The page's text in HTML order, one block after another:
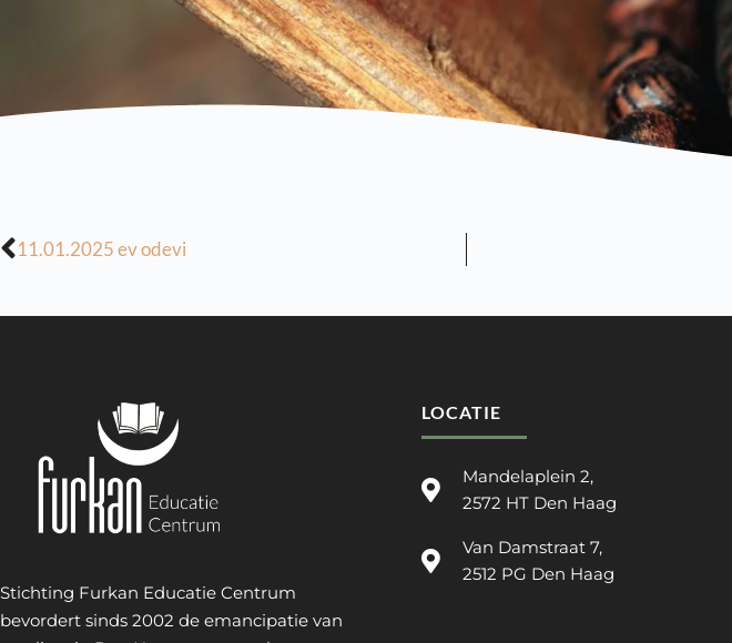
11.01.2025 ev odevi
Stichting Furkan Educatie Centrum
bevordert sinds 2002 de emancipatie van
LOCATIE
Mandelaplein 2,
2572 HT Den Haag
Van Damstraat 7,
2512 PG Den Haag